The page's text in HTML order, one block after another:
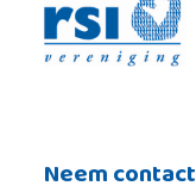
Neem